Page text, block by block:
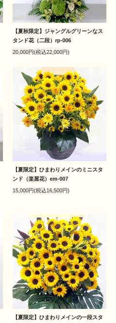
【夏秋限定】ジャングルグリーンなス
タンド花（二段）rp-006
20,000円(税込22,000円)
【夏限定】ひまわりメインのミニスタ
ンド（楽屋花）em-007
15,000円(税込16,500円)
【夏限定】ひまわりメインの一段スタ